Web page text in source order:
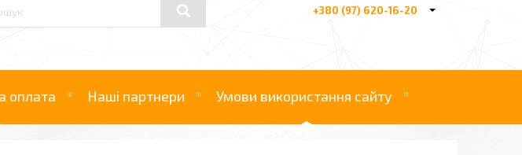
+380 (97) 620-16-20
оплата Наші партнери Умови використання сайту